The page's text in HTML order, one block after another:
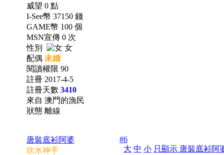
威望 0 點
I-See幣 37150 錢
GAME幣 100 個
MSN宣傳 0 次
性別
女
配偶 未婚
閱讀權限 90
註冊 2017-4-5
註冊天數 3410
來自 澳門的漁民
狀態 離線
唐裝底衫阿婆
吹水神手
#6
大 中 小 只顯示 唐裝底衫阿